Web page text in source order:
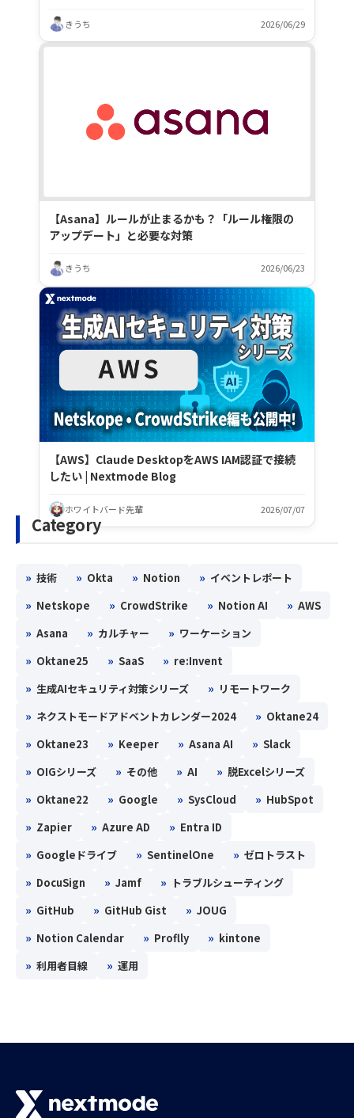
きうち 2026/06/29
【Asana】ルールが止まるかも？「ルール権限の
アップデート」と必要な対策
きうち 2026/06/23
【AWS】Claude DesktopをAWS IAM認証で接続
したい | Nextmode Blog
ホワイトバード先輩 2026/07/07
Category
» 技術 » Okta » Notion » イベントレポート
» Netskope » CrowdStrike » Notion AI » AWS
» Asana » カルチャー » ワーケーション
» Oktane25 » SaaS » re:Invent
» 生成AIセキュリティ対策シリーズ » リモートワーク
» ネクストモードアドベントカレンダー2024 » Oktane24
» Oktane23 » Keeper » Asana AI » Slack
» OIGシリーズ » その他 » AI » 脱Excelシリーズ
» Oktane22 » Google » SysCloud » HubSpot
» Zapier » Azure AD » Entra ID
» Googleドライブ » SentinelOne » ゼロトラスト
» DocuSign » Jamf » トラブルシューティング
» GitHub » GitHub Gist » JOUG
» Notion Calendar » Proflly » kintone
» 利用者目線 » 運用